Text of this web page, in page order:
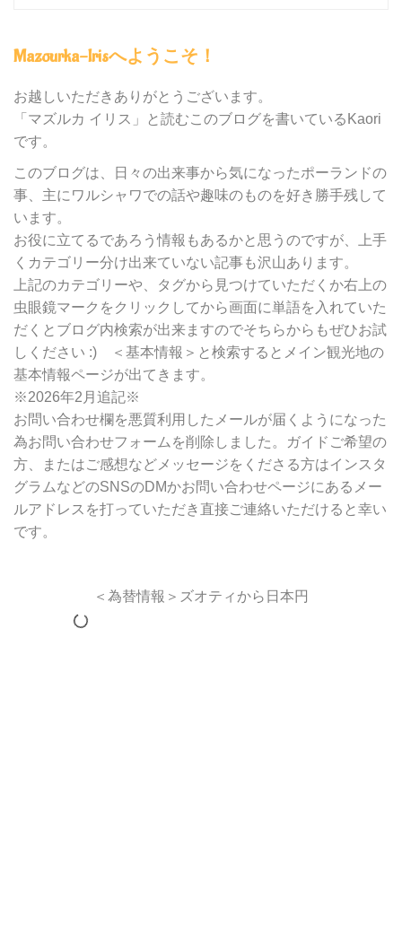
の
テ
ゴ
ー
別
検
Mazourka-Irisへようこそ！
お越しいただきありがとうございます。
「マズルカ イリス」と読むこのブログを書いているKaori
です。
このブログは、日々の出来事から気になったポーランドの
事、主にワルシャワでの話や趣味のものを好き勝手残して
います。
お役に立てるであろう情報もあるかと思うのですが、上手
くカテゴリー分け出来ていない記事も沢山あります。
上記のカテゴリーや、タグから見つけていただくか右上の
虫眼鏡マークをクリックしてから画面に単語を入れていた
だくとブログ内検索が出来ますのでそちらからもぜひお試
しください :) ＜基本情報＞と検索するとメイン観光地の
基本情報ページが出てきます。
※2026年2月追記※
お問い合わせ欄を悪質利用したメールが届くようになった
為お問い合わせフォームを削除しました。ガイドご希望の
方、またはご感想などメッセージをくださる方はインスタ
グラムなどのSNSのDMかお問い合わせページにあるメー
ルアドレスを打っていただき直接ご連絡いただけると幸い
です。
＜為替情報＞ズオティから日本円